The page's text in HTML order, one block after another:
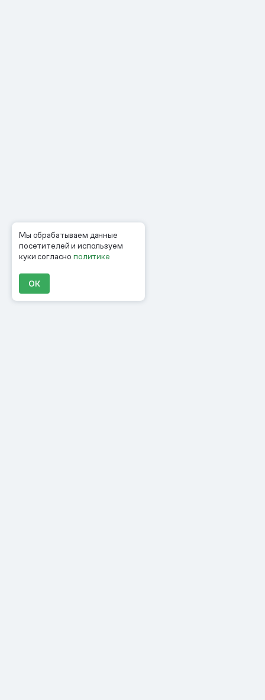
Мы обрабатываем данные
посетителей и используем
куки согласнополитике
ОК